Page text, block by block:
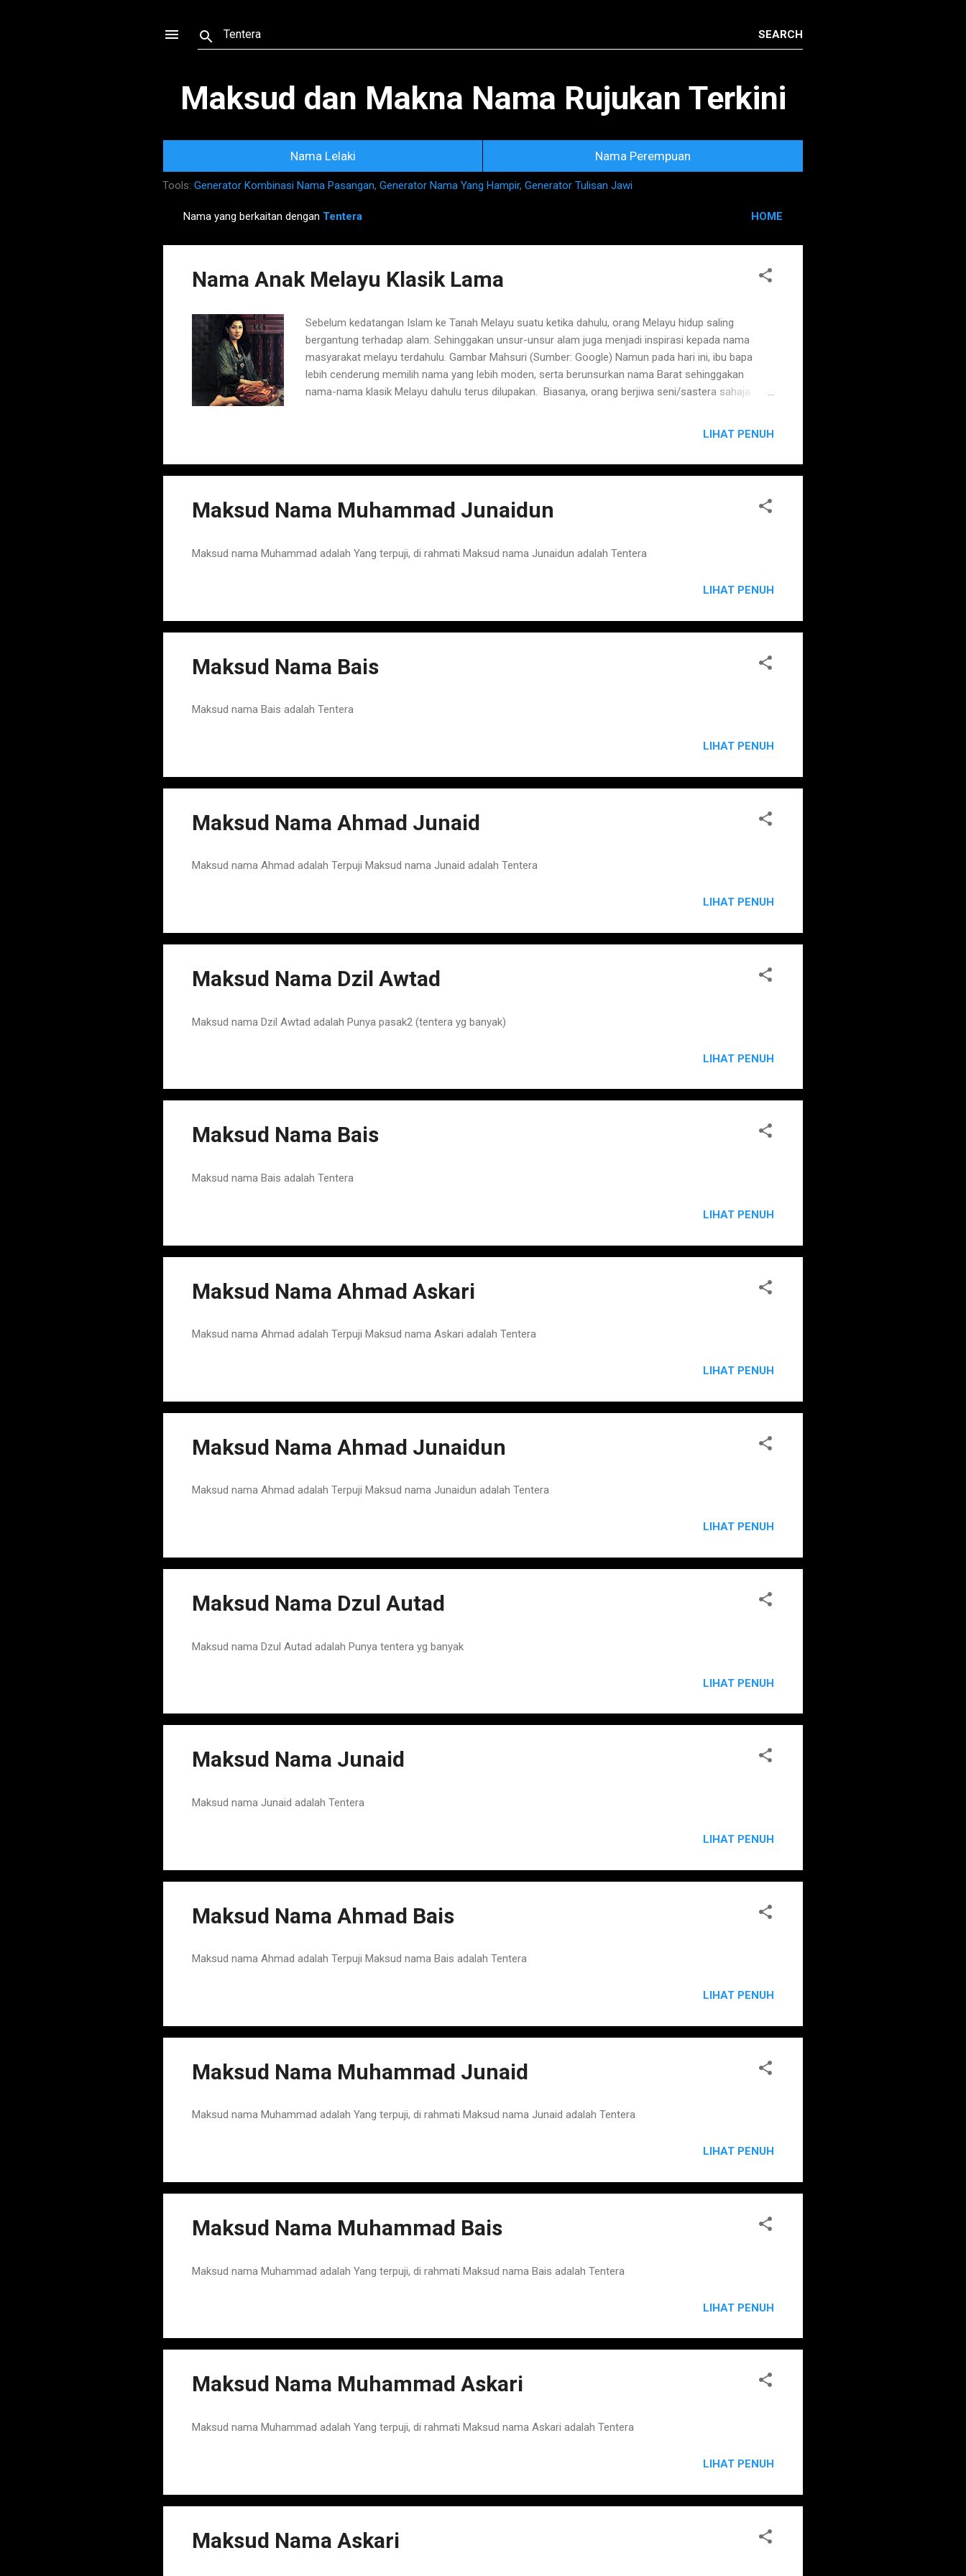
Maksud dan Makna Nama Rujukan Terkini
Nama Lelaki Nama Perempuan
Tools: Generator Kombinasi Nama Pasangan, Generator Nama Yang Hampir, Generator Tulisan Jawi
o
Nama yang berkaitan dengan Tentera HOME
Nama Anak Melayu Klasik Lama
Sebelum kedatangan Islam ke Tanah Melayu suatu ketika dahulu, orang Melayu hidup saling
bergantung terhadap alam. Sehinggakan unsur-unsur alam juga menjadi inspirasi kepada nama
masyarakat melayu terdahulu. Gambar Mahsuri (Sumber: Google) Namun pada hari ini, ibu bapa
lebih cenderung memilih nama yang lebih moden, serta berunsurkan nama Barat sehinggakan
nama-nama klasik Melayu dahulu terus dilupakan. Biasanya, orang berjiwa seni/sastera sahaja
yang boleh menjadi inspirasi anda. Anak perempuan Unsur alam yang biasa menjadi nama orang
LIHAT PENUH
Maksud Nama Muhammad Junaidun
Maksud nama Muhammad adalah Yang terpuji, di rahmati Maksud nama Junaidun adalah Tentera
LIHAT PENUH
Maksud Nama Bais
Maksud nama Bais adalah Tentera
LIHAT PENUH
Maksud Nama Ahmad Junaid
Maksud nama Ahmad adalah Terpuji Maksud nama Junaid adalah Tentera
LIHAT PENUH
Maksud Nama Dzil Awtad
Maksud nama Dzil Awtad adalah Punya pasak2 (tentera yg banyak)
LIHAT PENUH
Maksud Nama Bais
Maksud nama Bais adalah Tentera
LIHAT PENUH
Maksud Nama Ahmad Askari
Maksud nama Ahmad adalah Terpuji Maksud nama Askari adalah Tentera
LIHAT PENUH
Maksud Nama Ahmad Junaidun
Maksud nama Ahmad adalah Terpuji Maksud nama Junaidun adalah Tentera
LIHAT PENUH
Maksud Nama Dzul Autad
Maksud nama Dzul Autad adalah Punya tentera yg banyak
LIHAT PENUH
Maksud Nama Junaid
Maksud nama Junaid adalah Tentera
LIHAT PENUH
Maksud Nama Ahmad Bais
Maksud nama Ahmad adalah Terpuji Maksud nama Bais adalah Tentera
LIHAT PENUH
Maksud Nama Muhammad Junaid
Maksud nama Muhammad adalah Yang terpuji, di rahmati Maksud nama Junaid adalah Tentera
LIHAT PENUH
Maksud Nama Muhammad Bais
Maksud nama Muhammad adalah Yang terpuji, di rahmati Maksud nama Bais adalah Tentera
LIHAT PENUH
Maksud Nama Muhammad Askari
Maksud nama Muhammad adalah Yang terpuji, di rahmati Maksud nama Askari adalah Tentera
LIHAT PENUH
Maksud Nama Askari